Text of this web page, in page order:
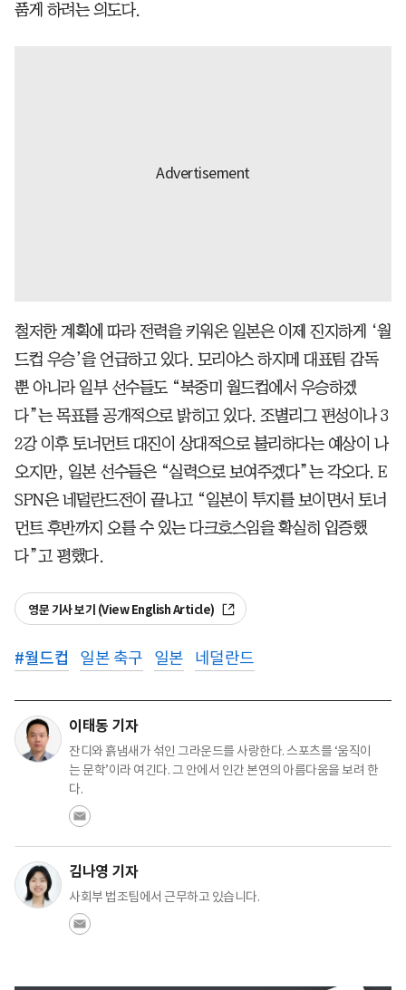
품게 하려는 의도다.
철저한 계획에 따라 전력을 키워온 일본은 이제 진지하게 ‘월
드컵 우승’을 언급하고 있다. 모리야스 하지메 대표팀 감독
뿐 아니라 일부 선수들도 “북중미 월드컵에서 우승하겠
다”는 목표를 공개적으로 밝히고 있다. 조별리그 편성이나 3
2강 이후 토너먼트 대진이 상대적으로 불리하다는 예상이 나
오지만, 일본 선수들은 “실력으로 보여주겠다”는 각오다. E
SPN은 네덜란드전이 끝나고 “일본이 투지를 보이면서 토너
먼트 후반까지 오를 수 있는 다크호스임을 확실히 입증했
다”고 평했다.
영문 기사 보기 (View English Article)
#월드컵 일본 축구 일본 네덜란드
이태동 기자
잔디와 흙냄새가 섞인 그라운드를 사랑한다. 스포츠를 ‘움직이
는 문학’이라 여긴다. 그 안에서 인간 본연의 아름다움을 보려 한
다.
김나영 기자
사회부 법조팀에서 근무하고 있습니다.